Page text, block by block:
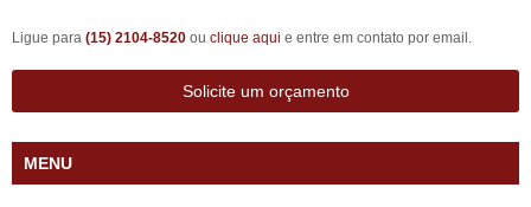
Ligue para (15) 2104-8520 ou clique aqui e entre em contato por email.
Solicite um orçamento
MENU